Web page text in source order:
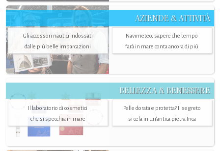
AZIENDE & ATTIVITÀ
Gli accessori nautici indossati
dalle più belle imbarcazioni
Navimeteo, sapere che tempo
farà in mare conta ancora di più
BELLEZZA & BENESSERE
Il laboratorio di cosmetici
che si specchia in mare
Pelle dorata e protetta? Il segreto
si cela in un’antica pietra Inca